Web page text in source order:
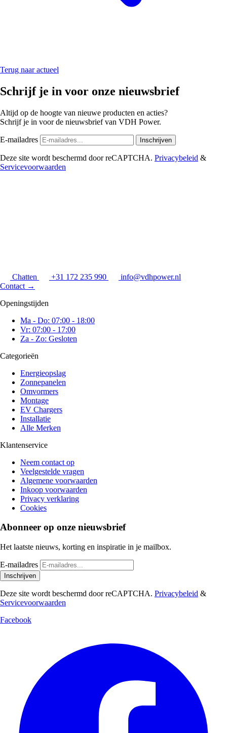
Terug naar actueel
Schrijf je in voor onze nieuwsbrief
Altijd op de hoogte van nieuwe producten en acties?
Schrijf je in voor de nieuwsbrief van VDH Power.
E-mailadres Inschrijven
Deze site wordt beschermd door reCAPTCHA. Privacybeleid &
Servicevoorwaarden
Chatten +31 172 235 990
info@vdhpower.nl
Contact →
Openingstijden
Ma - Do: 07:00 - 18:00
Vr: 07:00 - 17:00
Za - Zo: Gesloten
Categorieën
Energieopslag
Zonnepanelen
Omvormers
Montage
EV Chargers
Installatie
Alle Merken
Klantenservice
Neem contact op
Veelgestelde vragen
Algemene voorwaarden
Inkoop voorwaarden
Privacy verklaring
Cookies
Abonneer op onze nieuwsbrief
Het laatste nieuws, korting en inspiratie in je mailbox.
E-mailadres
Inschrijven
Deze site wordt beschermd door reCAPTCHA. Privacybeleid &
Servicevoorwaarden
Facebook